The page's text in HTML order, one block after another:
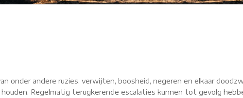
onder andere ruzies, verwijten, boosheid, negeren en elkaar
Regelmatig terugkerende escalaties kunnen tot gevolg